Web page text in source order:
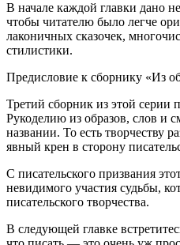
В начале каждой главки дано
чтобы читателю было легче
лаконичных сказочек,
стилистики.
Предисловие к сборнику «Из
Третий сборник из этой
Рукоделию из образов, слов и
названии. То есть творчеству
явный крен в сторону
С писательского призвания
невидимого участия судьбы,
писательского творчества.
В следующей главке